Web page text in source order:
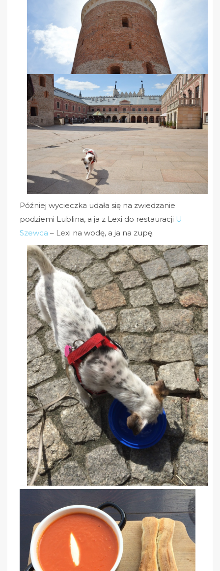
Później wycieczka udała się na zwiedzanie
podziemi Lublina, a ja z Lexi do restauracji U
Szewca – Lexi na wodę, a ja na zupę.